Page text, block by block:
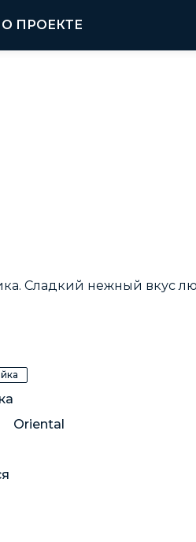
О ПРОЕКТЕ
Сладкий нежный вкус
Oriental